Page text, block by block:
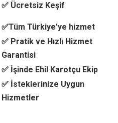
✅ Ücretsiz Keşif
✅Tüm Türkiye'ye hizmet
✅ Pratik ve Hızlı Hizmet
Garantisi
✅ İşinde Ehil Karotçu Ekip
✅ İsteklerinize Uygun
Hizmetler